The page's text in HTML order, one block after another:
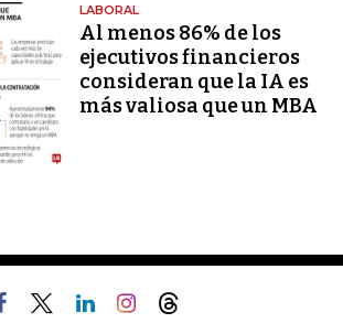
LABORAL
Al menos 86% de los
ejecutivos financieros
consideran que la IA es
más valiosa que un MBA